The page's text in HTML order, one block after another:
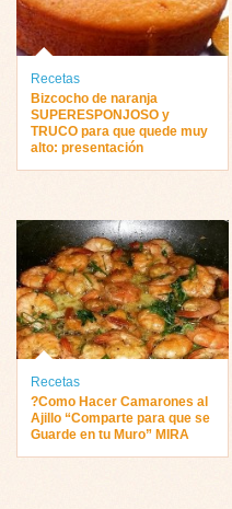
Recetas
Bizcocho de naranja
SUPERESPONJOSO y
TRUCO para que quede muy
alto: presentación
Recetas
?Como Hacer Camarones al
Ajillo “Comparte para que se
Guarde en tu Muro” MIRA